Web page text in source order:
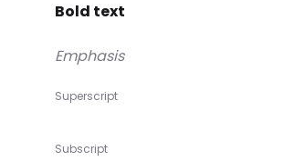
Bold text
Emphasis
Superscript
Subscript